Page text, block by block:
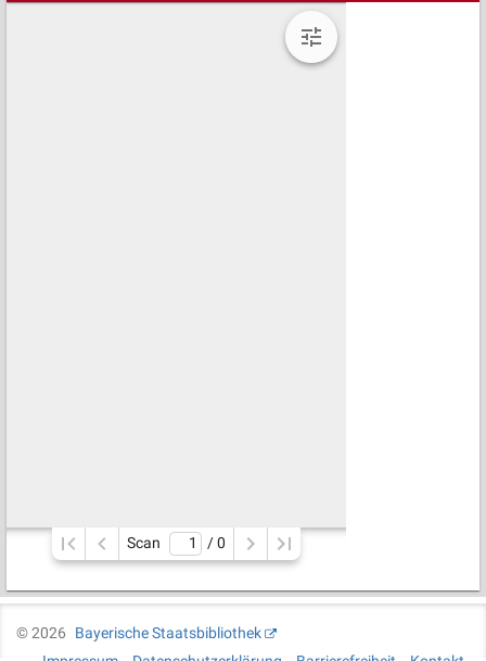
Scan / 0
©2026
Bayerische Staatsbibliothek